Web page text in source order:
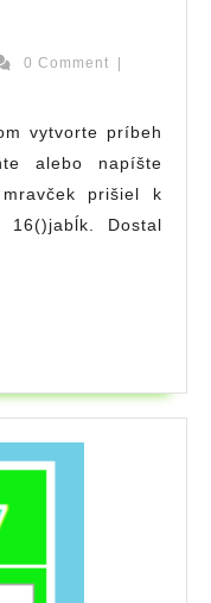
0 Comment
vytvorte príbeh
alebo napíšte
prišiel k
Dostal